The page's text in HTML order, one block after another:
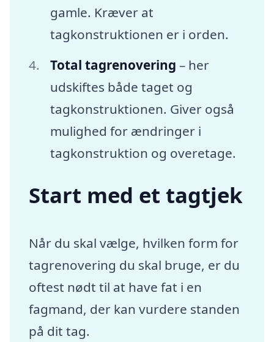
gamle. Kræver at
tagkonstruktionen er i orden.
Total tagrenovering – her
udskiftes både taget og
tagkonstruktionen. Giver også
mulighed for ændringer i
tagkonstruktion og overetage.
Start med et tagtjek
Når du skal vælge, hvilken form for
tagrenovering du skal bruge, er du
oftest nødt til at have fat i en
fagmand, der kan vurdere standen
på dit tag.